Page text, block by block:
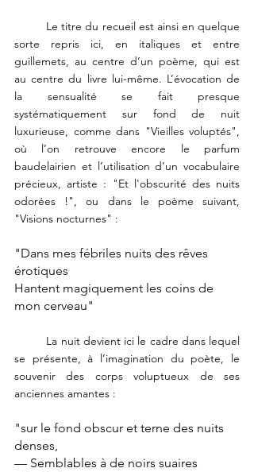
sorte repris ici, en italiques et entre
guillemets, au centre d’un poème, qui est
au centre du livre lui-même. L’évocation de
la sensualité se fait presque
systématiquement sur fond de nuit
luxurieuse, comme dans "Vieilles voluptés",
où l’on retrouve encore le parfum
baudelairien et l’utilisation d’un vocabulaire
précieux, artiste : "Et l'obscurité des nuits
odorées !", ou dans le poème suivant,
"Visions nocturnes" :
"Dans mes fébriles nuits des rêves
érotiques
Hantent magiquement les coins de
mon cerveau"
se présente, à l’imagination du poète, le
souvenir des corps voluptueux de ses
anciennes amantes :
"sur le fond obscur et terne des nuits
denses,
— Semblables à de noirs suaires